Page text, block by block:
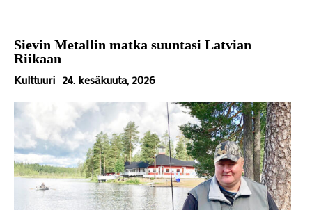
Sievin Metallin matka suuntasi Latvian
Riikaan
Kulttuuri 24. kesäkuuta, 2026